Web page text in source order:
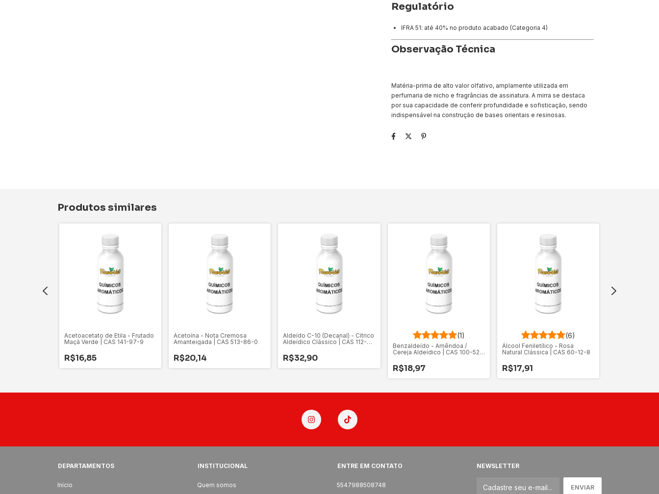
Regulatório
IFRA 51: até 40% no produto acabado (Categoria 4)
Observação Técnica
Matéria-prima de alto valor olfativo, amplamente utilizada em
perfumaria de nicho e fragrâncias de assinatura. A mirra se destaca
por sua capacidade de conferir profundidade e sofisticação, sendo
indispensável na construção de bases orientais e resinosas.
Produtos similares
Acetoacetato de Etila - Frutado
Maçã Verde | CAS 141-97-9
R$16,85
Acetoína - Nota Cremosa
Amanteigada | CAS 513-86-0
R$20,14
Aldeído C-10 (Decanal) - Cítrico
Aldeídico Clássico | CAS 112-
R$32,90
(1)
Benzaldeído - Amêndoa /
Cereja Aldeídico | CAS 100-52-
R$18,97
(6)
Álcool Feniletílico - Rosa
Natural Clássica | CAS 60-12-8
R$17,91
DEPARTAMENTOS
Início
INSTITUCIONAL
Quem somos
ENTRE EM CONTATO
5547988508748
NEWSLETTER